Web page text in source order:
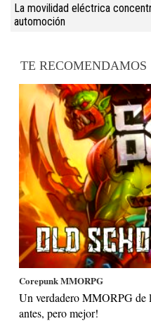
La movilidad eléctrica
automoción
TE RECOMENDAMOS
Corepunk MMORPG
Un verdadero MMORPG de
antes, pero mejor!